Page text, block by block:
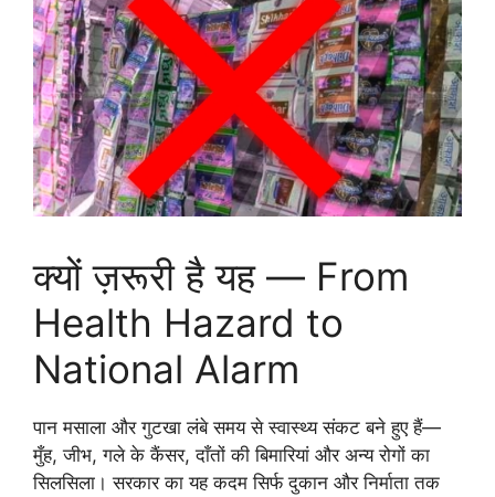
क्यों ज़रूरी है यह — From
Health Hazard to
National Alarm
पान मसाला और गुटखा लंबे समय से स्वास्थ्य संकट बने हुए हैं—
मुँह, जीभ, गले के कैंसर, दाँतों की बिमारियां और अन्य रोगों का
सिलसिला। सरकार का यह कदम सिर्फ दुकान और निर्माता तक